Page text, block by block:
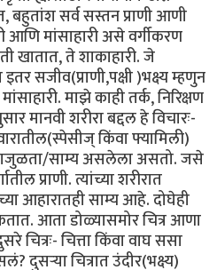
सर्व सस्तन प्राणी आणी
आणि मांसाहारी असे वर्गीकरण
खातात, ते शाकाहारी. जे
सजीव(प्राणी,पक्षी )भक्ष्य म्हणुन
माझे काही तर्क, निरिक्षण
मानवी शरीरा बद्दल हे विचारः-
किंवा फ्यामिली)
साम्य असलेला असतो. जसे
प्राणी. त्यांच्या शरीरात
आहारातही साम्य आहे. दोघेही
आता डोळ्यासमोर चित्र आणा
चित्ता किंवा वाघ ससा
दुसर्‍या चित्रात उंदीर(भक्ष्य)